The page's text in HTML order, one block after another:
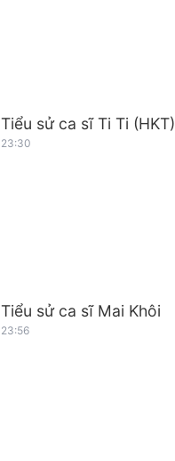
Tiểu sử ca sĩ Ti Ti (HKT)
23:30
Tiểu sử ca sĩ Mai Khôi
23:56